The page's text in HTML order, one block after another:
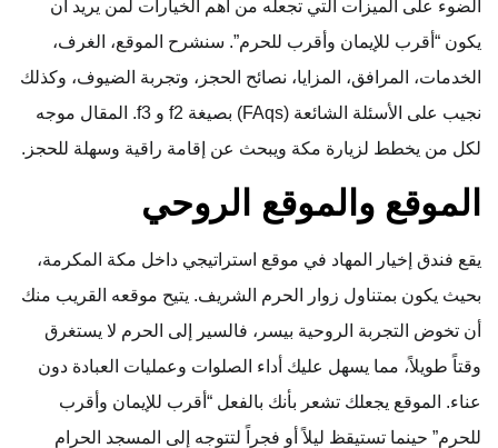
الضوء على الميزات التي تجعله من أهم الخيارات لمن يريد أن
يكون “أقرب للإيمان وأقرب للحرم”. سنشرح الموقع، الغرف،
الخدمات، المرافق، المزايا، نصائح الحجز، وتجربة الضيوف، وكذلك
نجيب على الأسئلة الشائعة (FAqs) بصيغة f2 و f3. المقال موجه
لكل من يخطط لزيارة مكة ويبحث عن إقامة راقية وسهلة للحجز.
الموقع والموقع الروحي
يقع فندق إخيار المهاد في موقع استراتيجي داخل مكة المكرمة،
بحيث يكون بمتناول زوار الحرم الشريف. يتيح موقعه القريب منك
أن تخوض التجربة الروحية بيسر، فالسير إلى الحرم لا يستغرق
وقتاً طويلاً، مما يسهل عليك أداء الصلوات وعمليات العبادة دون
عناء. الموقع يجعلك تشعر بأنك بالفعل “أقرب للإيمان وأقرب
للحرم” حينما تستيقظ ليلاً أو فجراً لتتوجه إلى المسجد الحرام